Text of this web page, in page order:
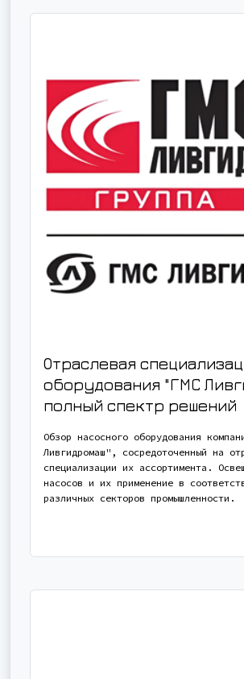
Отраслевая
оборудования "ГМС
полный спектр решений
Обзор насосного оборудования
Ливгидромаш", сосредоточенный на
специализации их ассортимента.
насосов и их применение в
различных секторов промышленности.